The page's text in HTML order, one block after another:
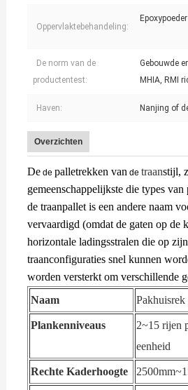
Oppervlaktebehandeling:
De norm van de
productentest:
Gebouwde
MHIA, RMI
Haven: Nanjing of
Overzichten
De de palletrekken van de traanstijl,
gemeenschappelijkste die types
de traanpallet is een andere naam
vervaardigd (omdat de gaten op de
horizontale ladingsstralen die op
traanconfiguraties snel kunnen
worden versterkt om verschillende
Naam
Pakhuisrek
Plankenniveaus
2~15 rijen
eenheid
Rechte Kaderhoogte